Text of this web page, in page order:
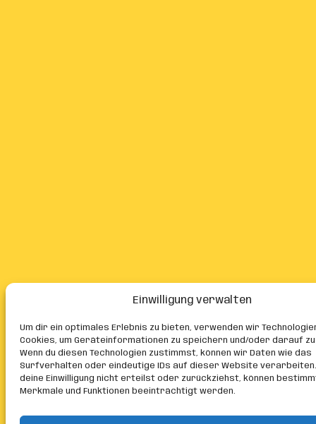
Einwilligung verwalten
Um dir ein optimales Erlebnis zu bieten, verwenden wir
Cookies, um Geräteinformationen zu speichern und/oder darauf
Wenn du diesen Technologien zustimmst, können wir Daten wie das
Surfverhalten oder eindeutige IDs auf dieser Website verarbeiten.
deine Einwilligung nicht erteilst oder zurückziehst, können
Merkmale und Funktionen beeinträchtigt werden.